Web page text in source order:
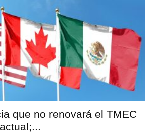
que no renovará el TMEC